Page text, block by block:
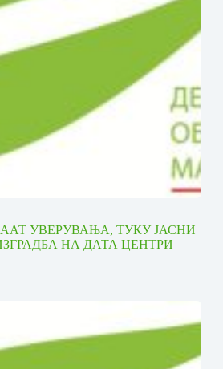
УВЕРУВАЊА, ТУКУ ЈАСНИ
НА ДАТА ЦЕНТРИ